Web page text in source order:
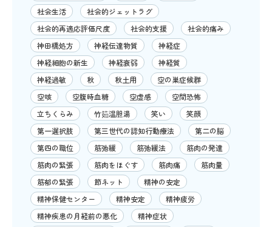
社会生活
社会的ジェットラグ
社会的再適応評価尺度
社会的支援
社会的痛み
神田橋処方
神経伝達物質
神経症
神経細胞の新生
神経衰弱
神経質
神経過敏
秋 秋土用
空の巣症候群
空咳
空腹時血糖 空虚感
空間恐怖
立ちくらみ
竹筎温胆湯 笑い
笑顔
第一選択肢
第三世代の認知行動療法
第二の脳
第四の職位
筋弛緩 筋弛緩法
筋肉の発達
筋肉の緊張
筋肉をほぐす 筋肉痛
筋肉量
筋郁の緊張
節ネット
精神の安定
精神保健センター
精神安定
精神疲労
精神疾患の月経前の悪化
精神症状